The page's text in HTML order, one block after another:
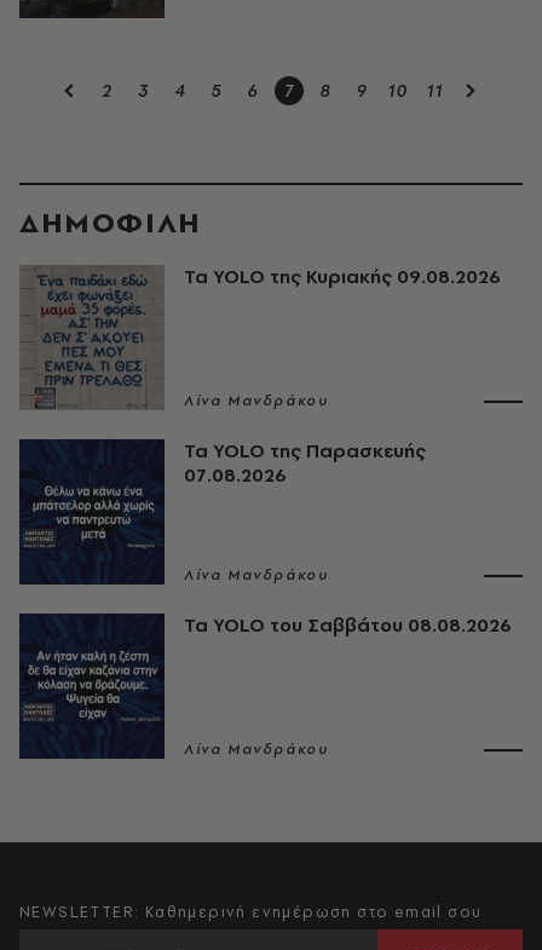
2 3 4 5 6 7 8 9 10 11
ΔΗΜΟΦΙΛΗ
Τα YOLO της Κυριακής 09.08.2026
Λίνα Μανδράκου
Τα YOLO της Παρασκευής
07.08.2026
Λίνα Μανδράκου
Τα YOLO του Σαββάτου 08.08.2026
Λίνα Μανδράκου
NEWSLETTER: Καθημερινή ενημέρωση στο email σου